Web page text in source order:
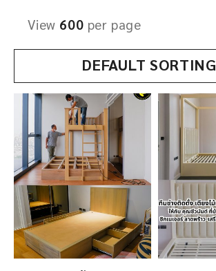
DEFAULT SORTING
View 600 per page